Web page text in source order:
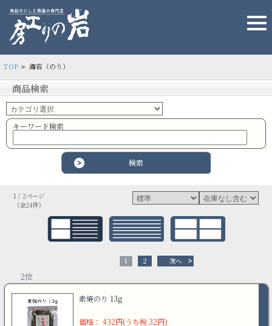
TOP > 海苔（のり）
商品検索
キーワード検索
1 / 2ページ
（全24件）
1 2 次へ
2位
素焼のり 13g
価格： 432円(うち税 32円)